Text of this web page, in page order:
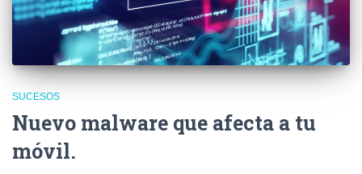
SUCESOS
Nuevo malware que afecta a tu
móvil.